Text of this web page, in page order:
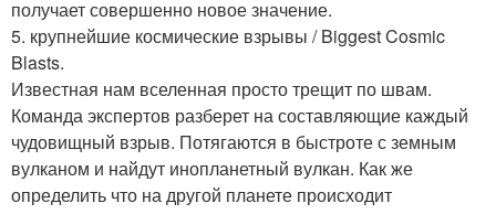
получает совершенно новое значение.
5. крупнейшие космические взрывы / Biggest Cosmic
Blasts.
Известная нам вселенная просто трещит по швам.
Команда экспертов разберет на составляющие каждый
чудовищный взрыв. Потягаются в быстроте с земным
вулканом и найдут инопланетный вулкан. Как же
определить что на другой планете происходит